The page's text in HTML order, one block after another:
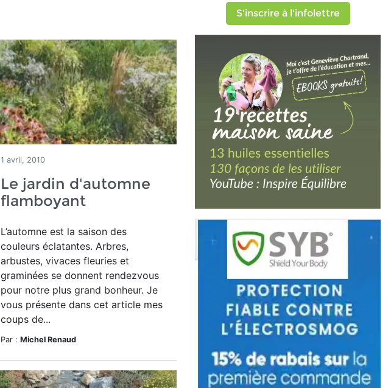
1 avril, 2010
Le jardin d'automne
flamboyant
L’automne est la saison des
couleurs éclatantes. Arbres,
arbustes, vivaces fleuries et
graminées se donnent rendezvous
pour notre plus grand bonheur. Je
vous présente dans cet article mes
coups de...
Par : Michel Renaud
S'inscrire à l'infolettre